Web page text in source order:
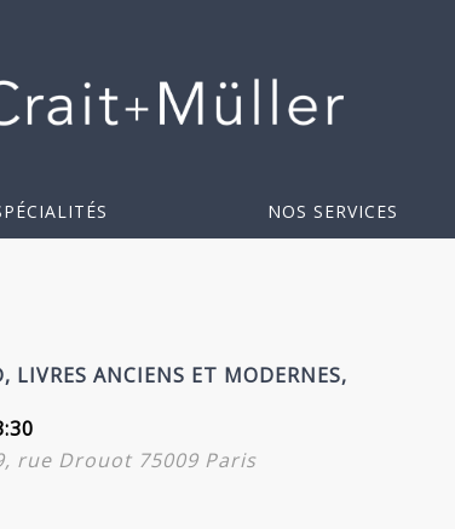
NOS SERVICES
LIVRES ANCIENS ET MODERNES,
rue Drouot 75009 Paris